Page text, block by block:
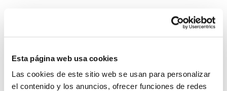
Esta página web usa cookies
Las cookies de este sitio web se usan para personalizar
el contenido y los anuncios, ofrecer funciones de redes
tan importante como asegurar una buena red eléctrica.
Losinterfonos IP para aerogeneradoresson una
System Network, tu operadora de telefonía
virtual en España